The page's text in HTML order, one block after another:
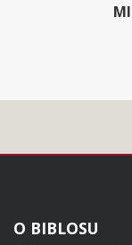
Noga
O BIBLOSU